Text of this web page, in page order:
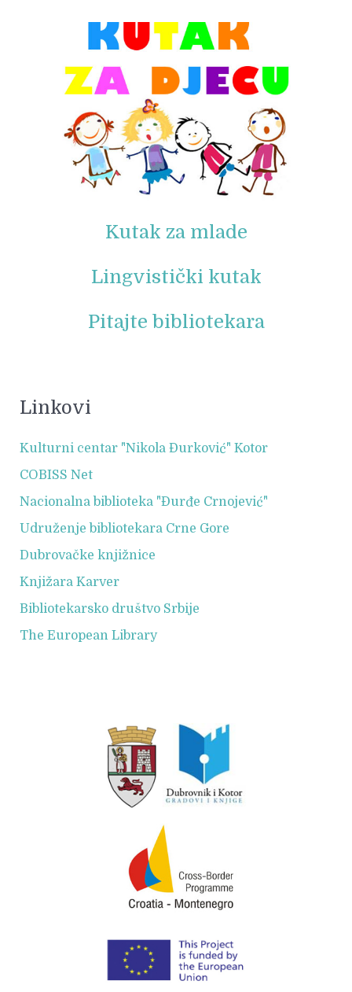
Kutak za mlade
Lingvistički kutak
Pitajte bibliotekara
Linkovi
Kulturni centar "Nikola Đurković" Kotor
COBISS Net
Nacionalna biblioteka "Đurđe Crnojević"
Udruženje bibliotekara Crne Gore
Dubrovačke knjižnice
Knjižara Karver
Bibliotekarsko društvo Srbije
The European Library